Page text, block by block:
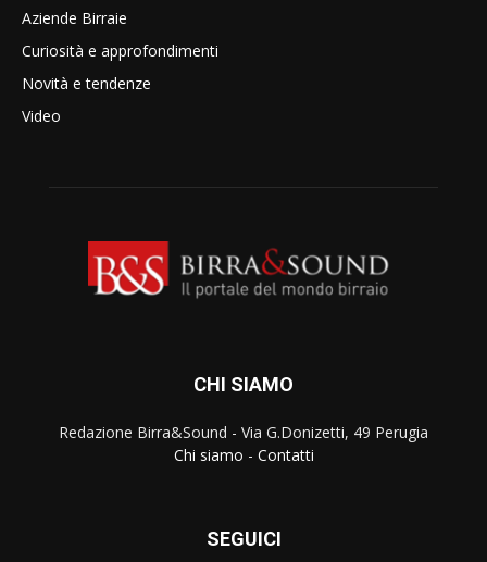
Aziende Birraie
Curiosità e approfondimenti
Novità e tendenze
Video
CHI SIAMO
Redazione Birra&Sound - Via G.Donizetti, 49 Perugia
Chi siamo - Contatti
SEGUICI